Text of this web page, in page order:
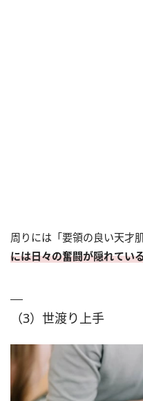
周りには「要領の良い天才
には日々の奮闘が隠れてい
（3）世渡り上手